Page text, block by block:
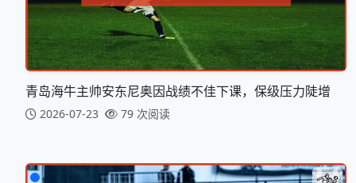
青岛海牛主帅安东尼奥因战绩不佳下课，保级压力陡增
2026-07-23 79 次阅读